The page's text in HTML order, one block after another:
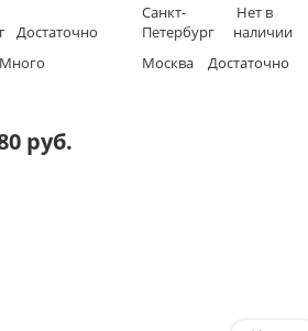
Достаточно
Много
руб.
Санкт-
Петербург
Нет в
наличии
Москва
Достаточно